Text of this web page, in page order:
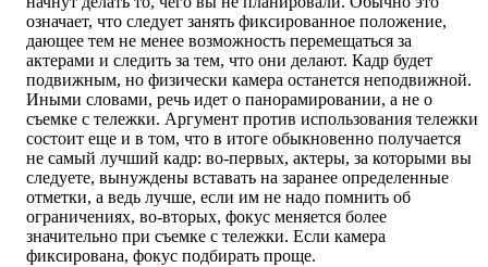
означает, что следует занять фиксированное положение,
дающее тем не менее возможность перемещаться за
актерами и следить за тем, что они делают. Кадр будет
подвижным, но физически камера останется неподвижной.
Иными словами, речь идет о панорамировании, а не о
съемке с тележки. Аргумент против использования тележки
состоит еще и в том, что в итоге обыкновенно получается
не самый лучший кадр: во-первых, актеры, за которыми вы
следуете, вынуждены вставать на заранее определенные
отметки, а ведь лучше, если им не надо помнить об
ограничениях, во-вторых, фокус меняется более
значительно при съемке с тележки. Если камера
фиксирована, фокус подбирать проще.